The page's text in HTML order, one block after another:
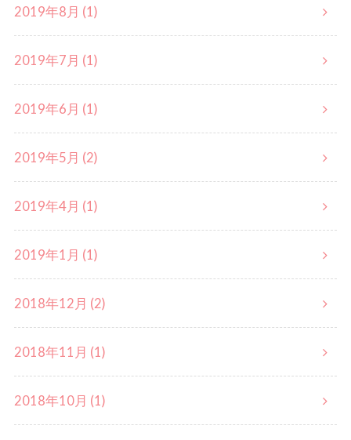
2019年8月 (1)
2019年7月 (1)
2019年6月 (1)
2019年5月 (2)
2019年4月 (1)
2019年1月 (1)
2018年12月 (2)
2018年11月 (1)
2018年10月 (1)